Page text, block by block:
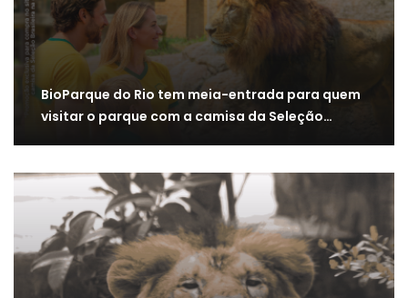
BioParque do Rio tem meia-entrada para quem
visitar o parque com a camisa da Seleção…